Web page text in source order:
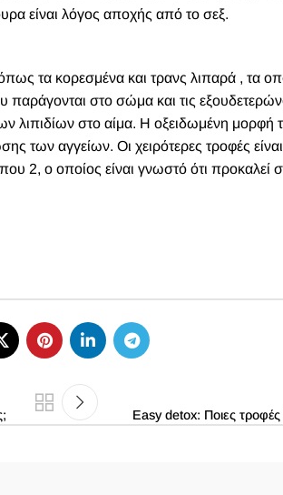
είναι λόγος αποχής από το σεξ.
τα κορεσμένα και τρανς λιπαρά , τα
παράγονται στο σώμα και τις
λιπιδίων στο αίμα. Η οξειδωμένη μορφή
των αγγείων. Οι χειρότερες τροφές είναι
2, ο οποίος είναι γνωστό ότι προκαλεί
Easy detox: Ποιες